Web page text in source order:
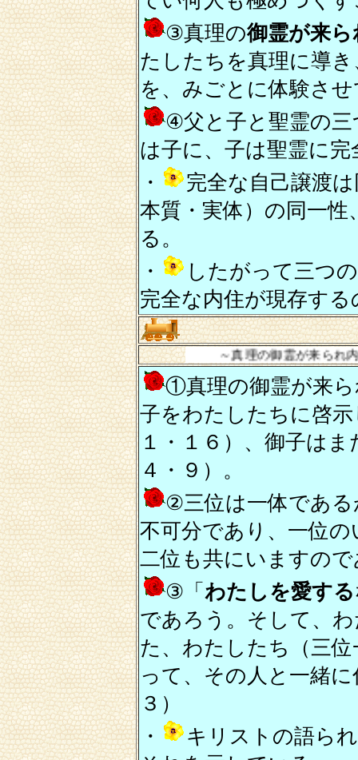
③真理の御霊が来
たしたちを真理に導
を、みごとに体験さ
④父と子と聖霊の
は子に、子は聖霊に
・
完全な自己譲渡
本質・実体）の同一
る。
・
したがって三つ
完全な内住が現存す
～真理の御霊が来られ内住されると
①真理の御霊が来
子をわたしたちに啓
１・１６）、御子は
４・９）。
②三位は一体であ
不可分であり、一位
二位も共にいますの
③「 わたしを愛する
であろう。そして、
た、わたしたち（三
って、その人と一緒
３）
・
キリストの語ら